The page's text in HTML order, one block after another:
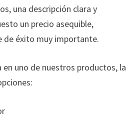
una descripción clara y
un precio asequible,
de éxito muy importante.
en uno de nuestros productos, la